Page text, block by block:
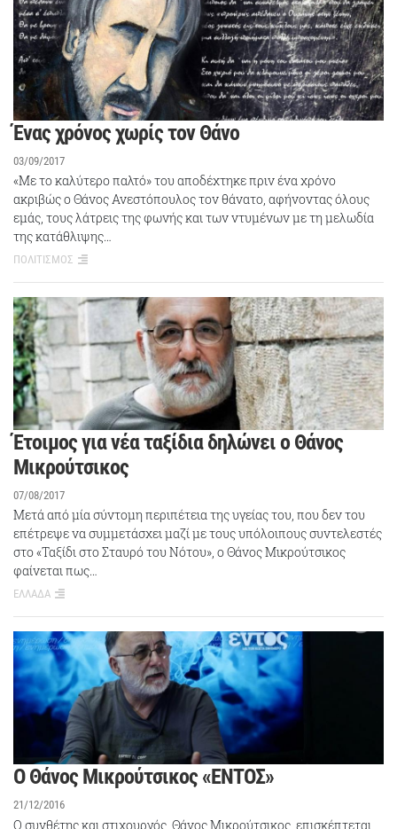
Ένας χρόνος χωρίς τον Θάνο
03/09/2017
«Με το καλύτερο παλτό» του αποδέχτηκε πριν ένα χρόνο
ακριβώς ο Θάνος Ανεστόπουλος τον θάνατο, αφήνοντας όλους
εμάς, τους λάτρεις της φωνής και των ντυμένων με τη μελωδία
της κατάθλιψης…
ΠΟΛΙΤΙΣΜΟΣ
Έτοιμος για νέα ταξίδια δηλώνει ο Θάνος
Μικρούτσικος
07/08/2017
Μετά από μία σύντομη περιπέτεια της υγείας του, που δεν του
επέτρεψε να συμμετάσχει μαζί με τους υπόλοιπους συντελεστές
στο «Ταξίδι στο Σταυρό του Νότου», ο Θάνος Μικρούτσικος
φαίνεται πως…
ΕΛΛΑΔΑ
Ο Θάνος Μικρούτσικος «ΕΝΤΟΣ»
21/12/2016
Ο συνθέτης και στιχουργός, Θάνος Μικρούτσικος, επισκέπτεται